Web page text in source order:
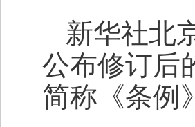
新华社北
公布修订后
简称《条例